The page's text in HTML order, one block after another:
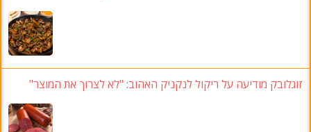
זוגלובק מודיעה על ריקול לנקניק האהוב: "לא לצרוך את המוצר"